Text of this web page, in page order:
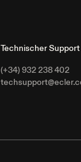
Technischer Support
(+34) 932 238 402